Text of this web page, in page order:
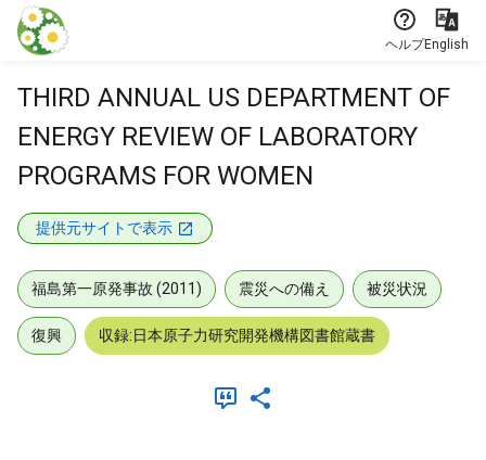
本文に飛ぶ
ヘルプEnglish
THIRD ANNUAL US DEPARTMENT OF
ENERGY REVIEW OF LABORATORY
PROGRAMS FOR WOMEN
提供元サイトで表示
福島第一原発事故 (2011) 震災への備え 被災状況
復興 収録:日本原子力研究開発機構図書館蔵書